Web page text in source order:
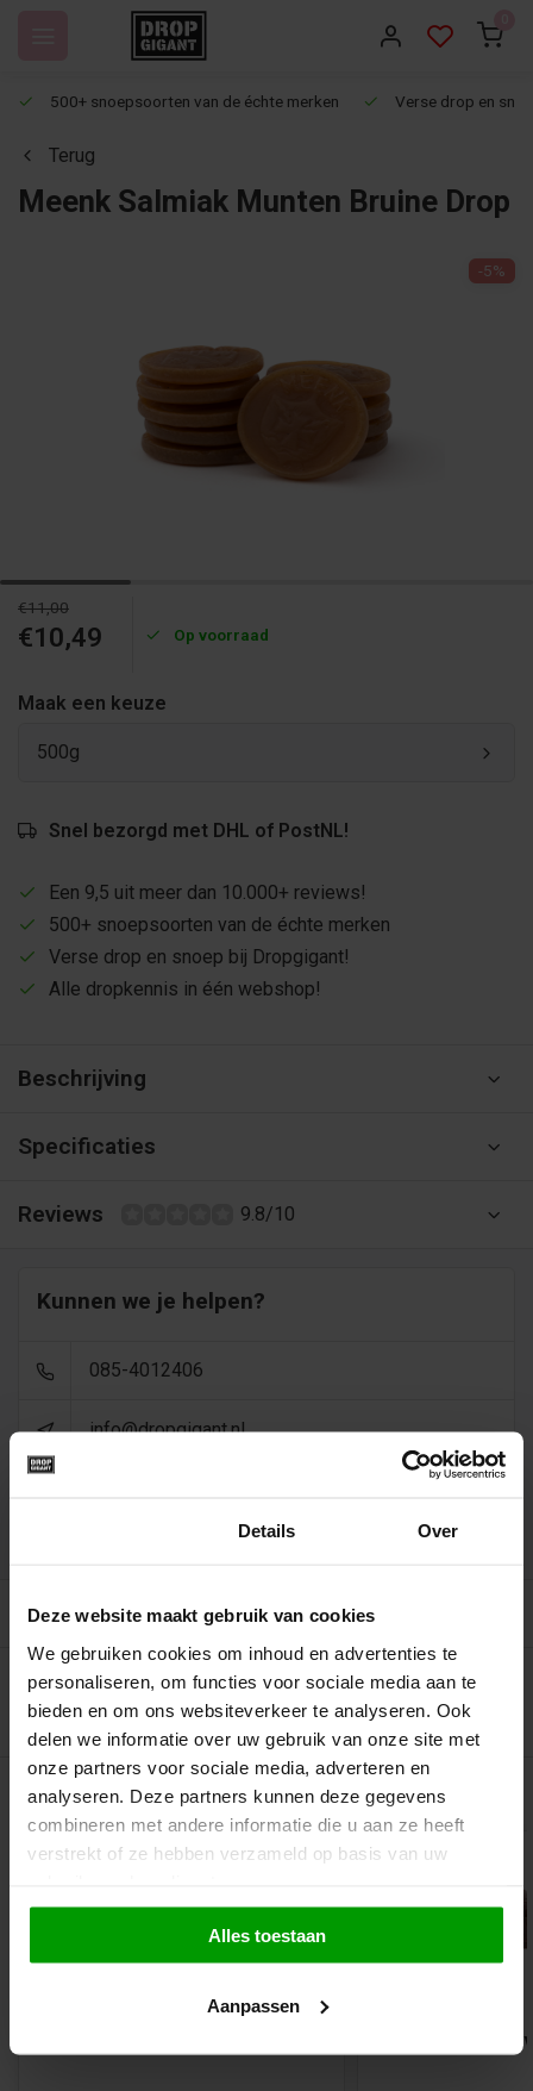
Details Over
Deze website maakt gebruik van cookies
We gebruiken cookies om inhoud en advertenties te
personaliseren, om functies voor sociale media aan te
bieden en om ons websiteverkeer te analyseren. Ook
delen we informatie over uw gebruik van onze site met
onze partners voor sociale media, adverteren en
analyseren. Deze partners kunnen deze gegevens
combineren met andere informatie die u aan ze heeft
verstrekt of ze hebben verzameld op basis van uw
Alles toestaan
Aanpassen
500+ snoepsoorten van de échte merken Verse drop en
Terug
Meenk Salmiak Munten Bruine Drop
-5%
€11,00
€10,49 Op voorraad
Maak een keuze
500g
Snel bezorgd met DHL of PostNL!
Een 9,5 uit meer dan 10.000+ reviews!
500+ snoepsoorten van de échte merken
Verse drop en snoep bij Dropgigant!
Alle dropkennis in één webshop!
Beschrijving
Specificaties
Reviews 9.8/10
Kunnen we je helpen?
085-4012406
info@dropgigant.nl
reviews - gem. 9,5 via
Recent bekeken
Gerelateerde producten
Salmiak Tongen